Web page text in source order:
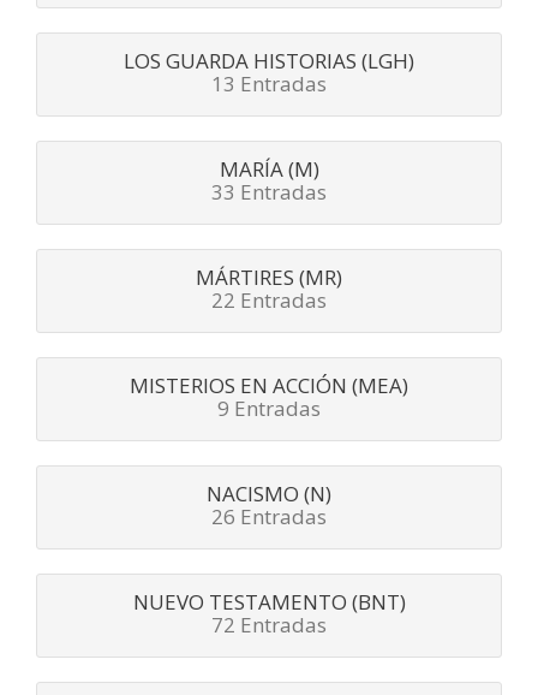
LOS GUARDA HISTORIAS (LGH)
13 Entradas
MARÍA (M)
33 Entradas
MÁRTIRES (MR)
22 Entradas
MISTERIOS EN ACCIÓN (MEA)
9 Entradas
NACISMO (N)
26 Entradas
NUEVO TESTAMENTO (BNT)
72 Entradas